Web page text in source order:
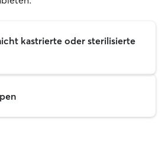
kastrierte oder sterilisierte